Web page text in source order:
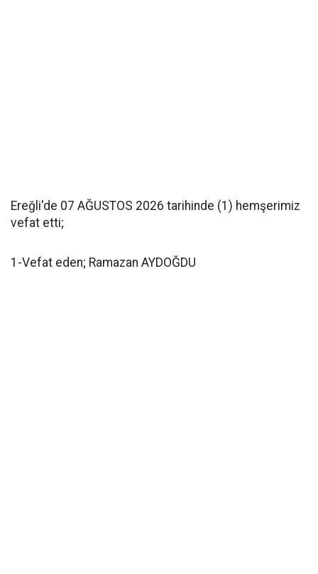
Ereğli'de 07 AĞUSTOS 2026 tarihinde (1) hemşerimiz
vefat etti;
1-Vefat eden; Ramazan AYDOĞDU